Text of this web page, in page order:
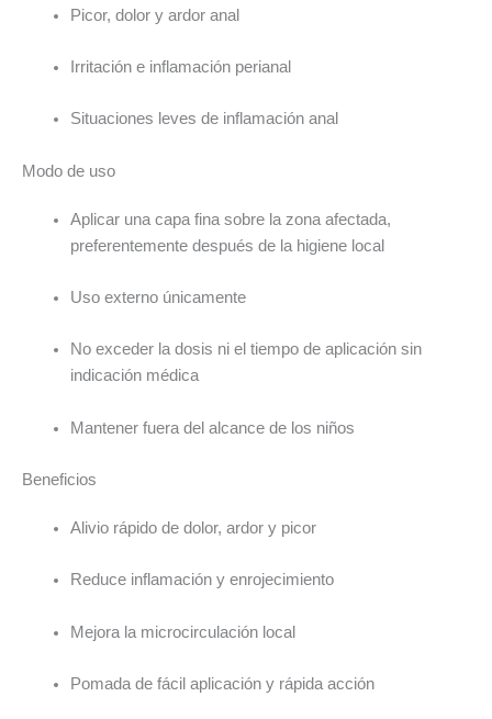
Picor, dolor y ardor anal
Irritación e inflamación perianal
Situaciones leves de inflamación anal
Modo de uso
Aplicar una capa fina sobre la zona afectada,
preferentemente después de la higiene local
Uso externo únicamente
No exceder la dosis ni el tiempo de aplicación sin
indicación médica
Mantener fuera del alcance de los niños
Beneficios
Alivio rápido de dolor, ardor y picor
Reduce inflamación y enrojecimiento
Mejora la microcirculación local
Pomada de fácil aplicación y rápida acción